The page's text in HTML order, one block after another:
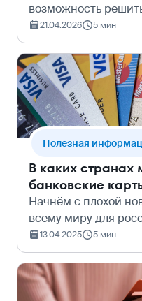
возможность
но и отличный
Когда привычные
подходят по уровню
расширить гео…
21.04.2026 5 мин
Полезная
В каких
банковские
Начнём с плохой
всему миру для
Продолжим
страны, куда можно
открыть себе
13.04.2025 5 мин